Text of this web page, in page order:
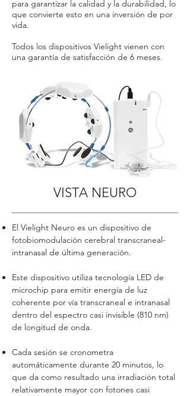
para garantizar la calidad y la durabilidad, lo
que convierte esto en una inversión de por
vida.
Todos los dispositivos Vielight vienen con
una garantía de satisfacción de 6 meses.
VISTA NEURO
El Vielight Neuro es un dispositivo de
fotobiomodulación cerebral transcraneal-
intranasal de última generación.
Este dispositivo utiliza tecnología LED de
microchip para emitir energía de luz
coherente por vía transcraneal e intranasal
dentro del espectro casi invisible (810 nm)
de longitud de onda.
Cada sesión se cronometra
automáticamente durante 20 minutos, lo
que da como resultado una irradiación total
relativamente mayor con fotones casi